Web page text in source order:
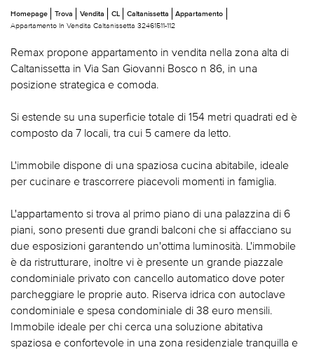
Homepage Trova Vendita CL Caltanissetta
Appartamento
Appartamento In Vendita Caltanissetta 32461511-112
Remax propone appartamento in vendita nella zona alta di
Caltanissetta in Via San Giovanni Bosco n 86, in una
posizione strategica e comoda.
Si estende su una superficie totale di 154 metri quadrati ed è
composto da 7 locali, tra cui 5 camere da letto.
L'immobile dispone di una spaziosa cucina abitabile, ideale
per cucinare e trascorrere piacevoli momenti in famiglia.
L'appartamento si trova al primo piano di una palazzina di 6
piani, sono presenti due grandi balconi che si affacciano su
due esposizioni garantendo un'ottima luminosità. L'immobile
è da ristrutturare, inoltre vi è presente un grande piazzale
condominiale privato con cancello automatico dove poter
parcheggiare le proprie auto. Riserva idrica con autoclave
condominiale e spesa condominiale di 38 euro mensili.
Immobile ideale per chi cerca una soluzione abitativa
spaziosa e confortevole in una zona residenziale tranquilla e